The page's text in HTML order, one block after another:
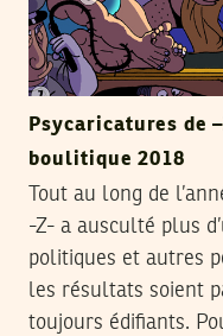
Psycaricatures de
boulitique 2018
Tout au long de
-Z- a ausculté plus
politiques et autres
les résultats soient
toujours édifiants.